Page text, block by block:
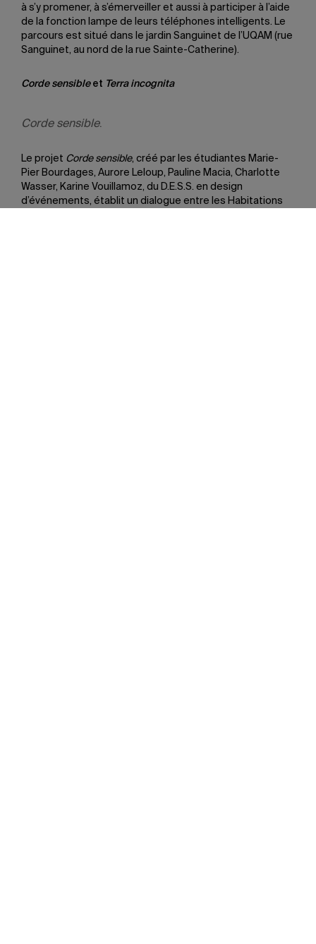
à s’y promener, à s’émerveiller et aussi à participer à l’aide
de la fonction lampe de leurs téléphones intelligents. Le
parcours est situé dans le jardin Sanguinet de l’UQAM (rue
Sanguinet, au nord de la rue Sainte-Catherine).
Corde sensibleet Terra incognita
Corde sensible.
Le projet Corde sensible, créé par les étudiantes Marie-
Pier Bourdages, Aurore Leloup, Pauline Macia, Charlotte
Wasser, Karine Vouillamoz, du D.E.S.S. en design
d’événements, établit un dialogue entre les Habitations